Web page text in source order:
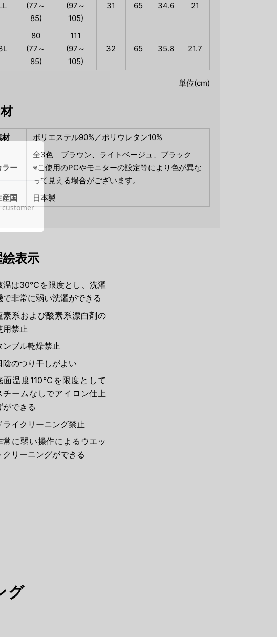
(77～
85)
(97～
105)
31 65 34.6 21
80
(77～
85)
111
(97～
105)
32 65 35.8 21.7
単位(cm)
材 ポリエステル90%／ポリウレタン10%
ラー
全3色 ブラウン、ライトベージュ、ブラック
※ご使用のPCやモニターの設定等により色が異な
って見える場合がございます。
産国
日本製
表示
温は30℃を限度とし、洗濯
で非常に弱い洗濯ができる
素系および酸素系漂白剤の
用禁止
ンブル乾燥禁止
陰のつり干しがよい
面温度110℃を限度として
チームなしでアイロン仕上
ができる
ライクリーニング禁止
常に弱い操作によるウエッ
クリーニングができる
グ